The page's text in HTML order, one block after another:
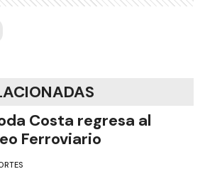
Costa regresa al
Ferroviario